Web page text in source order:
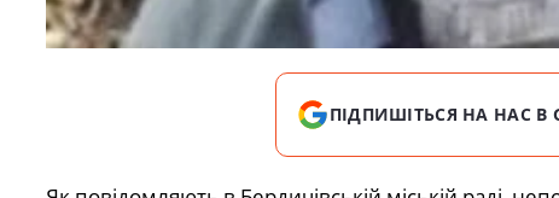
ПІДПИШІТЬСЯ НА НАС В